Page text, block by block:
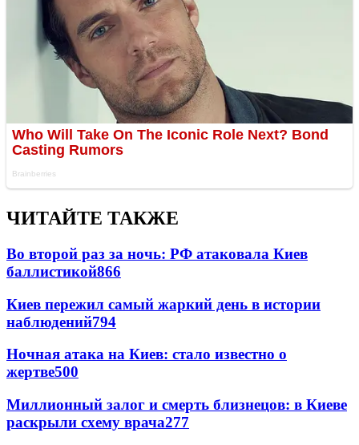
ЧИТАЙТЕ ТАКЖЕ
Во второй раз за ночь: РФ атаковала Киев
баллистикой866
Киев пережил самый жаркий день в истории
наблюдений794
Ночная атака на Киев: стало известно о
жертве500
Миллионный залог и смерть близнецов: в Киеве
раскрыли схему врача277